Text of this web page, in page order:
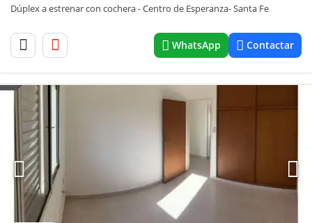
Dúplex a estrenar con cochera - Centro de Esperanza- Santa Fe
WhatsApp Contactar